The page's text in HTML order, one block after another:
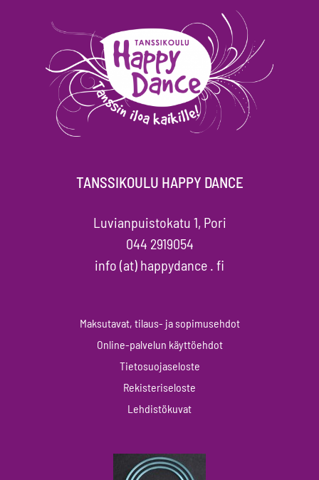
TANSSIKOULU HAPPY DANCE
Luvianpuistokatu 1, Pori
044 2919054
info (at) happydance . fi
Maksutavat, tilaus- ja sopimusehdot
Online-palvelun käyttöehdot
Tietosuojaseloste
Rekisteriseloste
Lehdistökuvat